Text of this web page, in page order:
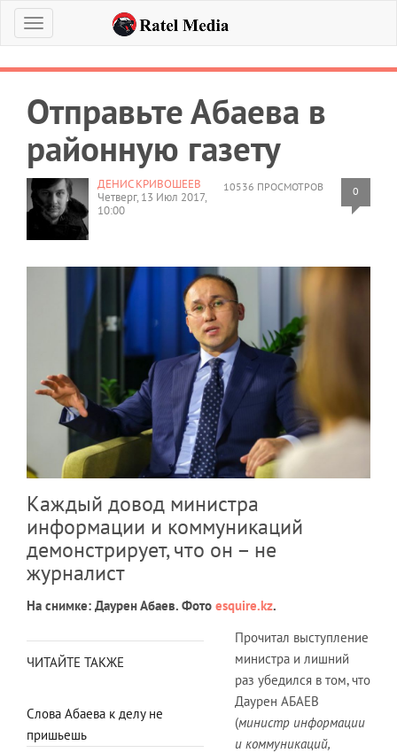
Меню
Отправьте Абаева в
районную газету
10536 ПРОСМОТРОВ 0
ДЕНИС КРИВОШЕЕВ
Четверг, 13 Июл 2017,
10:00
Каждый довод министра
информации и коммуникаций
демонстрирует, что он – не
журналист
На снимке: Даурен Абаев. Фото esquire.kz.
ЧИТАЙТЕ ТАКЖЕ
Слова Абаева к делу не
пришьешь
Прочитал выступление
министра и лишний
раз убедился в том, что
Даурен АБАЕВ
(министр информации
и коммуникаций,